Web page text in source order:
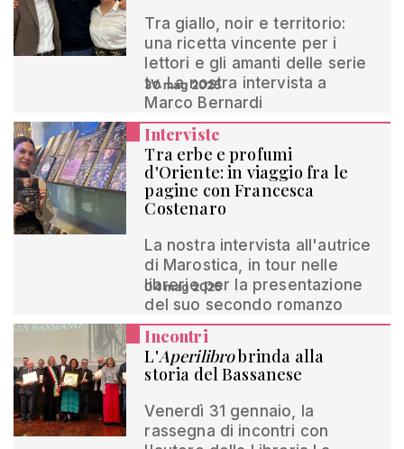
Tra giallo, noir e territorio:
una ricetta vincente per i
lettori e gli amanti delle serie
tv. La nostra intervista a
Marco Bernardi
30 mag 2025
Interviste
Tra erbe e profumi
d'Oriente: in viaggio fra le
pagine con Francesca
Costenaro
La nostra intervista all'autrice
di Marostica, in tour nelle
librerie per la presentazione
del suo secondo romanzo
04 mag 2025
Incontri
L'Aperilibrobrinda alla
storia del Bassanese
Venerdì 31 gennaio, la
rassegna di incontri con